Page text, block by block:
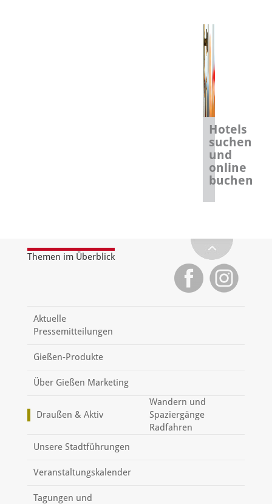
Hotels
suchen
und
online
buchen
Themen im Überblick
Aktuelle
Pressemitteilungen
Gießen-Produkte
Über Gießen Marketing
Draußen & Aktiv
Wandern und
Spaziergänge
Radfahren
Unsere Stadtführungen
Veranstaltungskalender
Tagungen und